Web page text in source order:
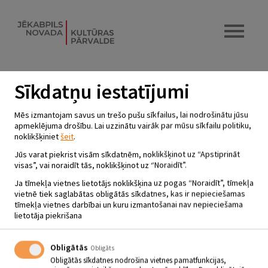
LASĪŠANAS VEICINĀŠANAS
NODARBĪBA JAUNĀKĀ SKOLAS
VECUMA BĒRNIEM
“LASĀMSTUNDA”
Jēkabpils pilsētas bibliotēkas Bērnu un
jauniešu apkalpošanas nodaļa
13.03. plkst. 15.00
Lasīšanas veicināšanas nodarbība jaunākā skolas vecuma
Sīkdatņu iestatījumi
Mēs izmantojam savus un trešo pušu sīkfailus, lai nodrošinātu jūsu
apmeklējuma drošību. Lai uzzinātu vairāk par mūsu sīkfailu politiku,
noklikšķinietšeit.
Jūs varat piekrist visām sīkdatnēm, noklikšķinot uz “Apstiprināt
visas”, vai noraidīt tās, noklikšķinot uz “Noraidīt”.
Ja tīmekļa vietnes lietotājs noklikšķina uz pogas “Noraidīt”, tīmekļa
vietnē tiek saglabātas obligātās sīkdatnes, kas ir nepieciešamas
tīmekļa vietnes darbībai un kuru izmantošanai nav nepieciešama
lietotāja piekrišana
Obligātās Obligāts
Obligātās sīkdatnes nodrošina vietnes pamatfunkcijas,